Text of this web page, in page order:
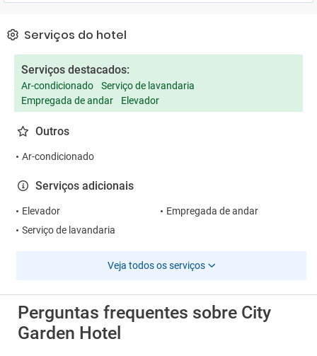
estação de comboios Fortress Hill.
Serviços do hotel
Serviços destacados:
Ar-condicionado
Serviço de lavandaria
Empregada de andar
Elevador
Outros
Ar-condicionado
Serviços adicionais
Elevador
Empregada de andar
Serviço de lavandaria
Veja todos os serviços
Perguntas frequentes sobre City
Garden Hotel